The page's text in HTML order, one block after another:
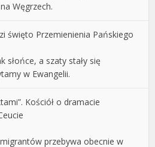
Węgrzech.
święto Przemienienia Pańskiego
słońce, a szaty stały się
w Ewangelii.
Kościół o dramacie
przebywa obecnie w